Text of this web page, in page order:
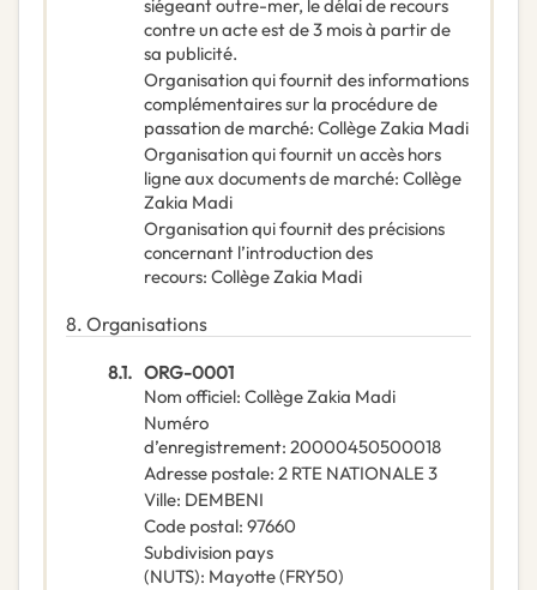
siégeant outre-mer, le délai de recours
contre un acte est de 3 mois à partir de
sa publicité.
Organisation qui fournit des informations
complémentaires sur la procédure de
passation de marché: Collège Zakia Madi
Organisation qui fournit un accès hors
ligne aux documents de marché: Collège
Zakia Madi
Organisation qui fournit des précisions
concernant l’introduction des
recours: Collège Zakia Madi
8. Organisations
8.1. ORG-0001
Nom officiel: Collège Zakia Madi
Numéro
d’enregistrement: 20000450500018
Adresse postale: 2 RTE NATIONALE 3
Ville: DEMBENI
Code postal: 97660
Subdivision pays
(NUTS): Mayotte(FRY50)